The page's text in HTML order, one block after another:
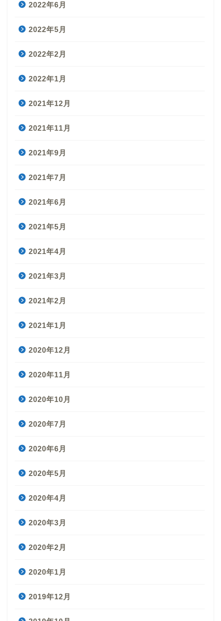
2022年6月
2022年5月
2022年2月
2022年1月
2021年12月
2021年11月
2021年9月
2021年7月
2021年6月
2021年5月
2021年4月
2021年3月
2021年2月
2021年1月
2020年12月
2020年11月
2020年10月
2020年7月
2020年6月
2020年5月
2020年4月
2020年3月
2020年2月
2020年1月
2019年12月